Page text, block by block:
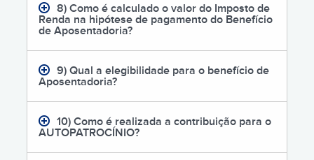
8) Como é calculado o valor do Imposto de
Renda na hipótese de pagamento do Benefício
de Aposentadoria?
9) Qual a elegibilidade para o benefício de
Aposentadoria?
10) Como é realizada a contribuição para o
AUTOPATROCÍNIO?